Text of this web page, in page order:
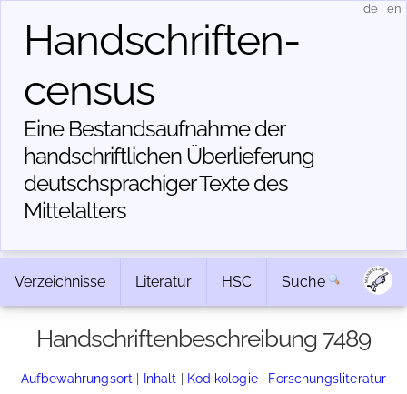
Handschriften­
census
Eine Bestandsaufnahme der
handschriftlichen Über­lieferung
deutschsprachiger Texte des
Mittelalters
de en
Verzeichnisse Literatur HSC Suche
Handschriftenbeschreibung 7489
Aufbewahrungsort | Inhalt | Kodikologie| Forschungsliteratur